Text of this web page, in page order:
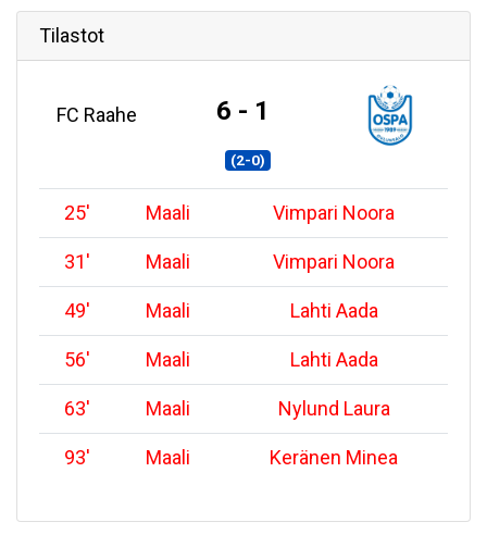
Tilastot
FC Raahe 6 - 1
(2-0)
25' Maali Vimpari Noora
31' Maali Vimpari Noora
49' Maali Lahti Aada
56' Maali Lahti Aada
63' Maali Nylund Laura
93' Maali Keränen Minea